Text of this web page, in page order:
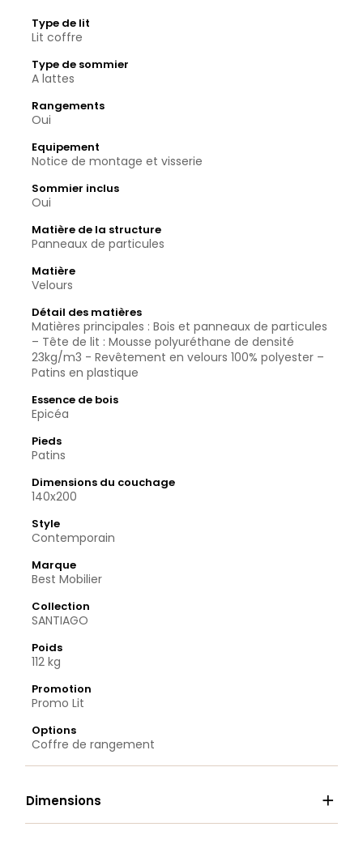
Type de lit
Lit coffre
Type de sommier
A lattes
Rangements
Oui
Equipement
Notice de montage et visserie
Sommier inclus
Oui
Matière de la structure
Panneaux de particules
Matière
Velours
Détail des matières
Matières principales : Bois et panneaux de particules
– Tête de lit : Mousse polyuréthane de densité
23kg/m3 - Revêtement en velours 100% polyester –
Patins en plastique
Essence de bois
Epicéa
Pieds
Patins
Dimensions du couchage
140x200
Style
Contemporain
Marque
Best Mobilier
Collection
SANTIAGO
Poids
112 kg
Promotion
Promo Lit
Options
Coffre de rangement
Dimensions 